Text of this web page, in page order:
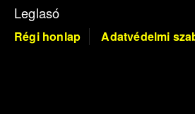
Leglasó
Régi honlap Adatvédelmi